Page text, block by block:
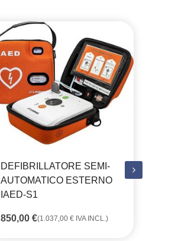
DEFIBRILLATORE SEMI-
AUTOMATICO ESTERNO
IAED-S1
850,00 €(1.037,00 € IVA INCL.)